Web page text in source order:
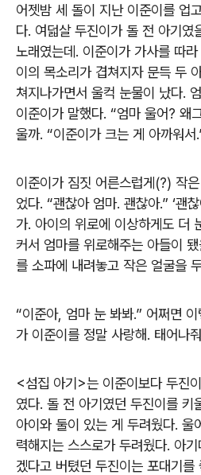
어젯밤 세 돌이 지난 이준이를 업
다. 여덟살 두진이가 돌 전 아기였
노래였는데. 이준이가 가사를 따
이의 목소리가 겹쳐지자 문득 두
쳐지나가면서 울컥 눈물이 났다.
이준이가 말했다. “엄마 울어? 왜
울까. “이준이가 크는 게 아까워서
이준이가 짐짓 어른스럽게(?) 작
었다. “괜찮아 엄마. 괜찮아.” ‘괜
가. 아이의 위로에 이상하게도 더
커서 엄마를 위로해주는 아들이
를 소파에 내려놓고 작은 얼굴을
“이준아, 엄마 눈 봐봐.” 어쩌면
가 이준이를 정말 사랑해. 태어나
<섬집 아기>는 이준이보다 두진
였다. 돌 전 아기였던 두진이를 키
아이와 둘이 있는 게 두려웠다. 울
력해지는 스스로가 두려웠다. 아
겠다고 버텼던 두진이는 포대기